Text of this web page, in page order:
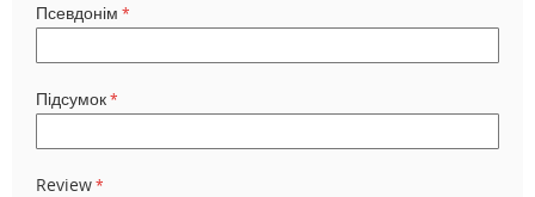
Псевдонім
Підсумок
Review